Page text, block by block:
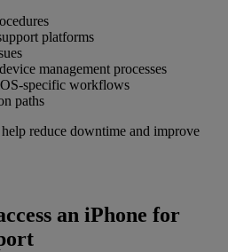
platforms
management processes
specific workflows
paths
reduce downtime and improve
an iPhone for